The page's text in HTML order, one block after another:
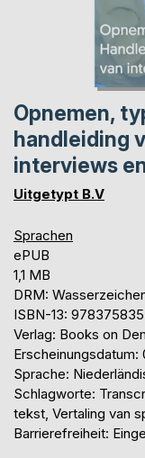
Opnemen,
handleiding
interviews
Uitgetypt B.V
Sprachen
ePUB
1,1 MB
DRM:
ISBN-13:
Verlag: Books on
Erscheinungsdatum:
Sprache:
Schlagworte:
tekst, Vertaling van
Barrierefreiheit: